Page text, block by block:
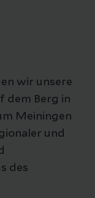
wir unsere
dem Berg in
Meiningen
und
des